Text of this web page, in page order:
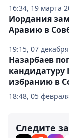
16:34, 19 марта
19:15, 07
Иордания
Аравию в
18:48, 05
Назарбаев
кандидатуру
избранию в
Следите